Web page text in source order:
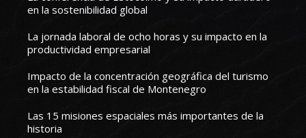
en la sostenibilidad global
La jornada laboral de ocho horas y su impacto en la
productividad empresarial
Impacto de la concentración geográfica del turismo
en la estabilidad fiscal de Montenegro
Las 15 misiones espaciales más importantes de la
historia